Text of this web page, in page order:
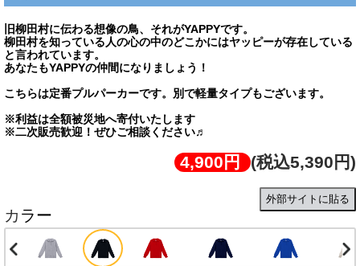
旧柳田村に伝わる想像の鳥、それがYAPPYです。
柳田村を知っている人の心の中のどこかにはヤッピーが存在している
と言われています。
あなたもYAPPYの仲間になりましょう！
こちらは定番プルパーカーです。別で軽量タイプもございます。
※利益は全額被災地へ寄付いたします
※二次販売歓迎！ぜひご相談ください♬
4,900円 (税込5,390円)
外部サイトに貼る
カラー